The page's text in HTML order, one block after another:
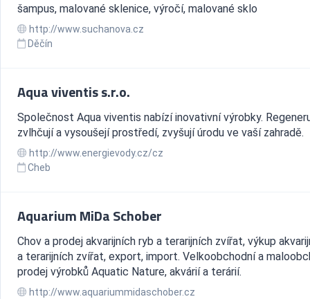
šampus, malované sklenice, výročí, malované sklo
http://www.suchanova.cz
Děčín
Aqua viventis s.r.o.
Společnost Aqua viventis nabízí inovativní výrobky.
zvlhčují a vysoušejí prostředí, zvyšují úrodu ve vaší zahradě.
http://www.energievody.cz/cz
Cheb
Aquarium MiDa Schober
Chov a prodej akvarijních ryb a terarijních zvířat, výkup
a terarijních zvířat, export, import. Velkoobchodní a
prodej výrobků Aquatic Nature, akvárií a terárií.
http://www.aquariummidaschober.cz